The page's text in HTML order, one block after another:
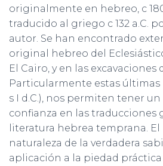
originalmente en hebreo, c 180
traducido al griego c 132 a.C.
autor. Se han encontrado
original hebreo del
El Cairo, y en las excavaciones
Particularmente estas últimas
s I d.C.), nos permiten tener
confianza en las traducciones
literatura hebrea temprana.
naturaleza de la verdadera
aplicación a la piedad práctica